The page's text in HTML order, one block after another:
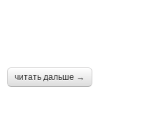
читать дальше →